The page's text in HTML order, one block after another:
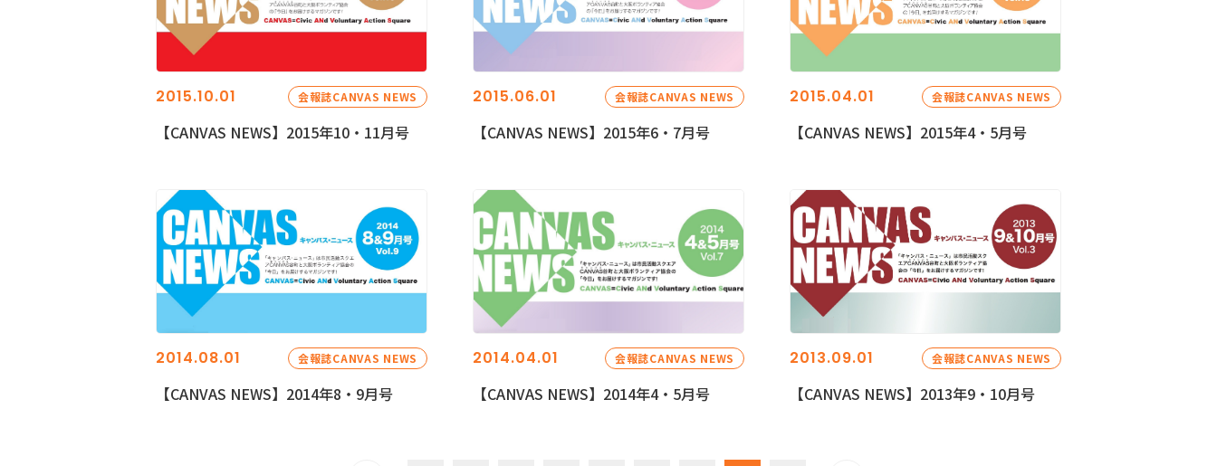
2015.10.01 会報誌CANVAS NEWS
【CANVAS NEWS】2015年10・11月号
2015.06.01 会報誌CANVAS NEWS
【CANVAS NEWS】2015年6・7月号
2015.04.01 会報誌CANVAS NEWS
【CANVAS NEWS】2015年4・5月号
2014.08.01 会報誌CANVAS NEWS
【CANVAS NEWS】2014年8・9月号
2014.04.01 会報誌CANVAS NEWS
【CANVAS NEWS】2014年4・5月号
2013.09.01 会報誌CANVAS NEWS
【CANVAS NEWS】2013年9・10月号